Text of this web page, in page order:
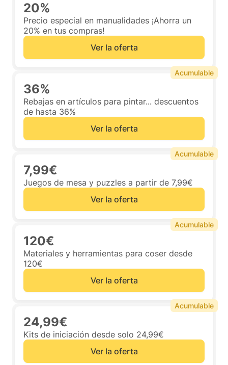
20%
Precio especial en manualidades ¡Ahorra un
20% en tus compras!
Ver la oferta
36%
Rebajas en artículos para pintar... descuentos
de hasta 36%
Ver la oferta
Acumulable
7,99€
Juegos de mesa y puzzles a partir de 7,99€
Ver la oferta
Acumulable
120€
Materiales y herramientas para coser desde
120€
Ver la oferta
Acumulable
24,99€
Kits de iniciación desde solo 24,99€
Ver la oferta
Acumulable